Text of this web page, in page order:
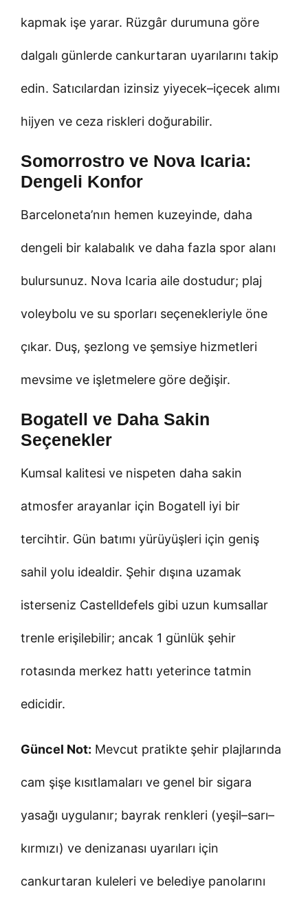
kapmak işe yarar. Rüzgâr durumuna göre
dalgalı günlerde cankurtaran uyarılarını takip
edin. Satıcılardan izinsiz yiyecek–içecek alımı
hijyen ve ceza riskleri doğurabilir.
Somorrostro ve Nova Icaria:
Dengeli Konfor
Barceloneta’nın hemen kuzeyinde, daha
dengeli bir kalabalık ve daha fazla spor alanı
bulursunuz. Nova Icaria aile dostudur; plaj
voleybolu ve su sporları seçenekleriyle öne
çıkar. Duş, şezlong ve şemsiye hizmetleri
mevsime ve işletmelere göre değişir.
Bogatell ve Daha Sakin
Seçenekler
Kumsal kalitesi ve nispeten daha sakin
atmosfer arayanlar için Bogatell iyi bir
tercihtir. Gün batımı yürüyüşleri için geniş
sahil yolu idealdir. Şehir dışına uzamak
isterseniz Castelldefels gibi uzun kumsallar
trenle erişilebilir; ancak 1 günlük şehir
rotasında merkez hattı yeterince tatmin
edicidir.
Güncel Not: Mevcut pratikte şehir plajlarında
cam şişe kısıtlamaları ve genel bir sigara
yasağı uygulanır; bayrak renkleri (yeşil–sarı–
kırmızı) ve denizanası uyarıları için
cankurtaran kuleleri ve belediye panolarını